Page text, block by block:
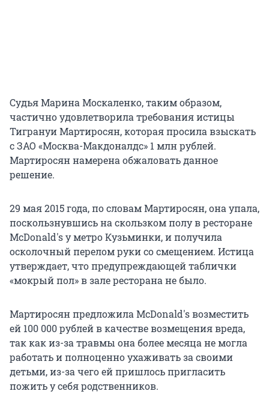
Cудья Марина Москаленко, таким образом,
частично удовлетворила требования истицы
Тигрануи Мартиросян, которая просила взыскать
с ЗАО «Москва-Макдоналдс» 1 млн рублей.
Мартиросян намерена обжаловать данное
решение.
29 мая 2015 года, по словам Мартиросян, она упала,
поскользнувшись на скользком полу в ресторане
McDonald's у метро Кузьминки, и получила
осколочный перелом руки со смещением. Истица
утверждает, что предупреждающей таблички
«мокрый пол» в зале ресторана не было.
Мартиросян предложила McDonald's возместить
ей 100 000 рублей в качестве возмещения вреда,
так как из-за травмы она более месяца не могла
работать и полноценно ухаживать за своими
детьми, из-за чего ей пришлось пригласить
пожить у себя родственников.